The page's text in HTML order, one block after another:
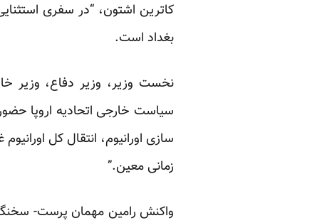
کا‌ترین اشتون، “در سفری
بغداد است.
نخست وزیر، وزیر دفاع، وزیر
سیاست خارجی اتحادیه اروپا
سازی اورانیوم، انتقال کل
زمانی معین.”
واکنش رامین مهمان پرست-